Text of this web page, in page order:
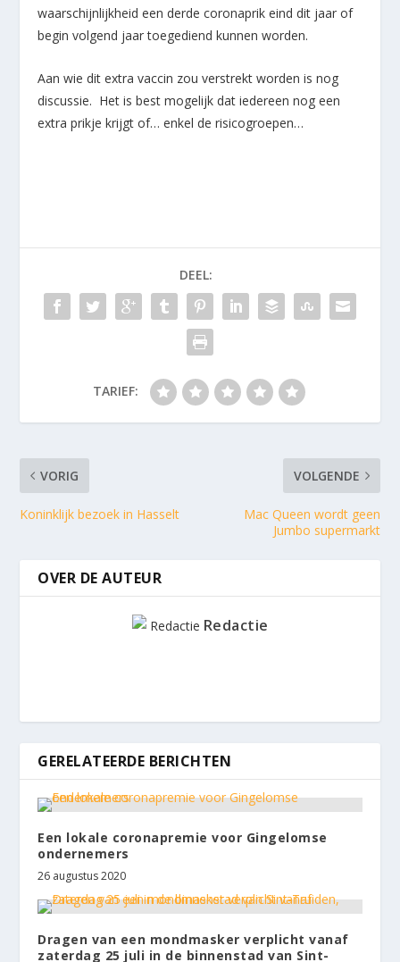
waarschijnlijkheid een derde coronaprik eind dit jaar of
begin volgend jaar toegediend kunnen worden.
Aan wie dit extra vaccin zou verstrekt worden is nog
discussie. Het is best mogelijk dat iedereen nog een
extra prikje krijgt of… enkel de risicogroepen…
DEEL:
TARIEF:
VORIG
Koninklijk bezoek in Hasselt
VOLGENDE
Mac Queen wordt geen
Jumbo supermarkt
OVER DE AUTEUR
Redactie
GERELATEERDE BERICHTEN
Een lokale coronapremie voor Gingelomse
ondernemers
26 augustus 2020
Dragen van een mondmasker verplicht vanaf
zaterdag 25 juli in de binnenstad van Sint-